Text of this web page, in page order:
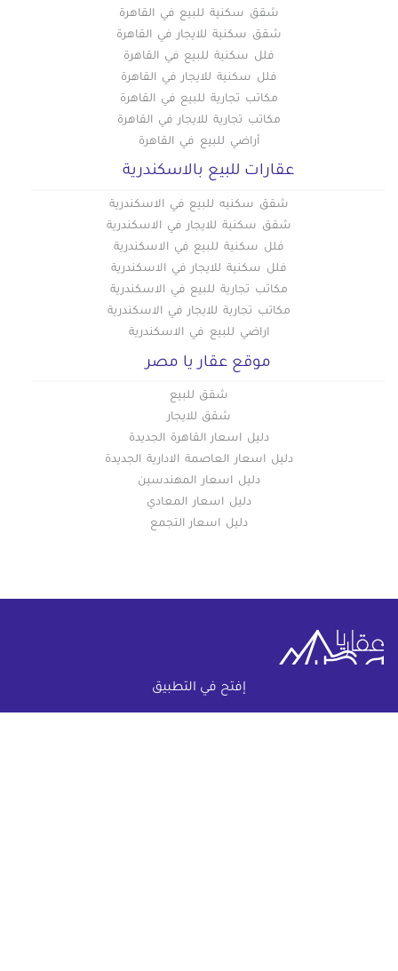
إفتح في التطبيق
شقق سكنية للبيع في القاهرة
شقق سكنية للايجار في القاهرة
فلل سكنية للبيع في القاهرة
فلل سكنية للايجار في القاهرة
مكاتب تجارية للبيع في القاهرة
مكاتب تجارية للايجار في القاهرة
أراضي للبيع في القاهرة
عقارات للبيع بالاسكندرية
شقق سكنيه للبيع في الاسكندرية
شقق سكنية للايجار في الاسكندرية
فلل سكنية للبيع في الاسكندرية
فلل سكنية للايجار في الاسكندرية
مكاتب تجارية للبيع في الاسكندرية
مكاتب تجارية للايجار في الاسكندرية
اراضي للبيع في الاسكندرية
موقع عقار يا مصر
شقق للبيع
شقق للايجار
دليل اسعار القاهرة الجديدة
دليل اسعار العاصمة الادارية الجديدة
دليل اسعار المهندسين
دليل اسعار المعادي
دليل اسعار التجمع